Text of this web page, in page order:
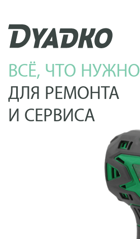
ВСЁ, ЧТО НУЖНО
ДЛЯ РЕМОНТА
И СЕРВИСА